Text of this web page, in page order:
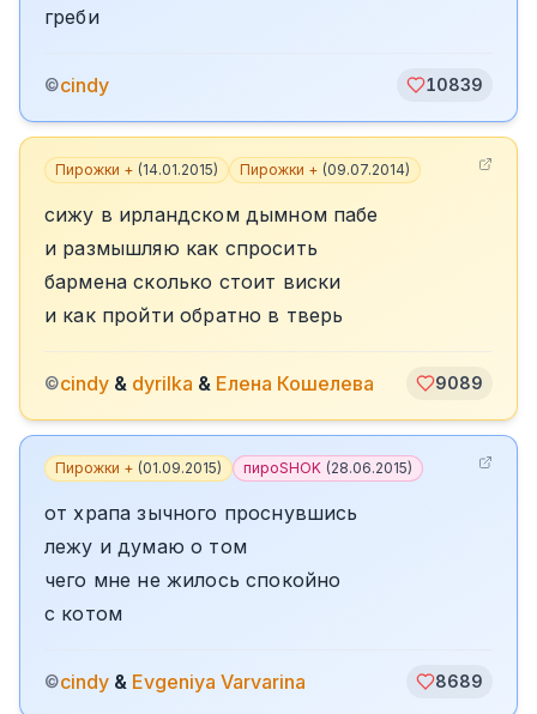
греби
©cindy 10839
Пирожки + (14.01.2015) Пирожки + (09.07.2014)
сижу в ирландском дымном пабе
и размышляю как спросить
бармена сколько стоит виски
и как пройти обратно в тверь
©cindy & dyrilka & Елена Кошелева 9089
Пирожки + (01.09.2015) пироSHOK (28.06.2015)
от храпа зычного проснувшись
лежу и думаю о том
чего мне не жилось спокойно
с котом
©cindy & Evgeniya Varvarina 8689